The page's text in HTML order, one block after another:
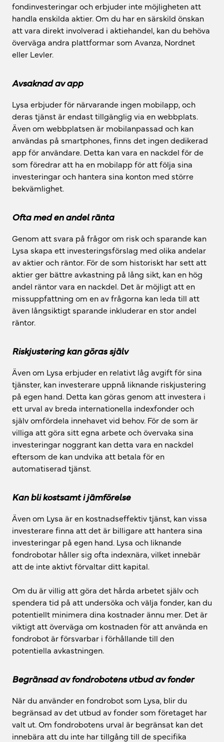
fondinvesteringar och erbjuder inte möjligheten att
handla enskilda aktier. Om du har en särskild önskan
att vara direkt involverad i aktiehandel, kan du behöva
överväga andra plattformar som Avanza, Nordnet
eller Levler.
Avsaknad av app
Lysa erbjuder för närvarande ingen mobilapp, och
deras tjänst är endast tillgänglig via en webbplats.
Även om webbplatsen är mobilanpassad och kan
användas på smartphones, finns det ingen dedikerad
app för användare. Detta kan vara en nackdel för de
som föredrar att ha en mobilapp för att följa sina
investeringar och hantera sina konton med större
bekvämlighet.
Ofta med en andel ränta
Genom att svara på frågor om risk och sparande kan
Lysa skapa ett investeringsförslag med olika andelar
av aktier och räntor. För de som historiskt har sett att
aktier ger bättre avkastning på lång sikt, kan en hög
andel räntor vara en nackdel. Det är möjligt att en
missuppfattning om en av frågorna kan leda till att
även långsiktigt sparande inkluderar en stor andel
räntor.
Riskjustering kan göras själv
Även om Lysa erbjuder en relativt låg avgift för sina
tjänster, kan investerare uppnå liknande riskjustering
på egen hand. Detta kan göras genom att investera i
ett urval av breda internationella indexfonder och
själv omfördela innehavet vid behov. För de som är
villiga att göra sitt egna arbete och övervaka sina
investeringar noggrant kan detta vara en nackdel
eftersom de kan undvika att betala för en
automatiserad tjänst.
Kan bli kostsamt i jämförelse
Även om Lysa är en kostnadseffektiv tjänst, kan vissa
investerare finna att det är billigare att hantera sina
investeringar på egen hand. Lysa och liknande
fondrobotar håller sig ofta indexnära, vilket innebär
att de inte aktivt förvaltar ditt kapital.
Om du är villig att göra det hårda arbetet själv och
spendera tid på att undersöka och välja fonder, kan du
potentiellt minimera dina kostnader ännu mer. Det är
viktigt att överväga om kostnaden för att använda en
fondrobot är försvarbar i förhållande till den
potentiella avkastningen.
Begränsad av fondrobotens utbud av fonder
När du använder en fondrobot som Lysa, blir du
begränsad av det utbud av fonder som företaget har
valt ut. Om fondrobotens urval är begränsat kan det
innebära att du inte har tillgång till de specifika